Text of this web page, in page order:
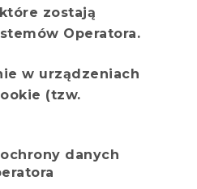
zostają
Operatora.
w urządzeniach
(tzw.
danych